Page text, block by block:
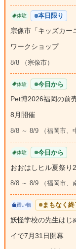
体験 本日限り
宗像市「キッズカー
ワークショップ
8/8 （宗像市）
体験 今日から
Pet博2026福岡の前
8月開催
8/8 ～ 8/9 （福岡市、
体験 今日から
おおはしヒル夏祭り
8/8 ～ 8/9 （福岡市、
買い物 まもなく終
妖怪学校の先生はじ
イで7月31日開幕